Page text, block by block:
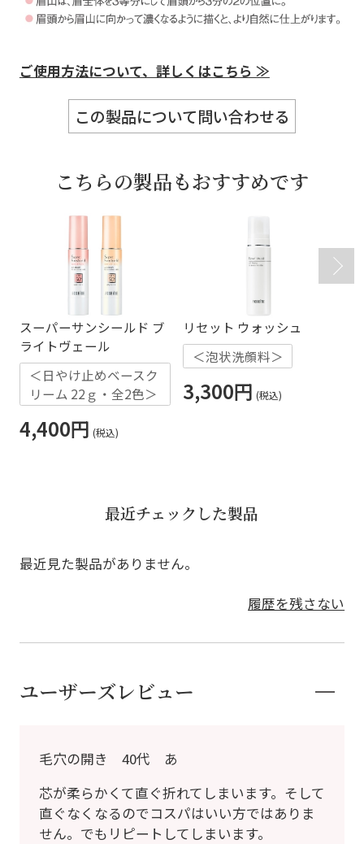
ご使用方法について、詳しくはこちら ≫
この製品について問い合わせる
こちらの製品もおすすめです
スーパーサンシールド ブ
ライトヴェール
＜日やけ止めベースク
リーム 22ｇ・全2色＞
4,400円
リセット ウォッシュ
＜泡状洗顔料＞
3,300円
最近チェックした製品
最近見た製品がありません。
履歴を残さない
ユーザーズレビュー
毛穴の開き 40代 あ
芯が柔らかくて直ぐ折れてしまいます。そして
直ぐなくなるのでコスパはいい方ではありま
せん。でもリピートしてしまいます。